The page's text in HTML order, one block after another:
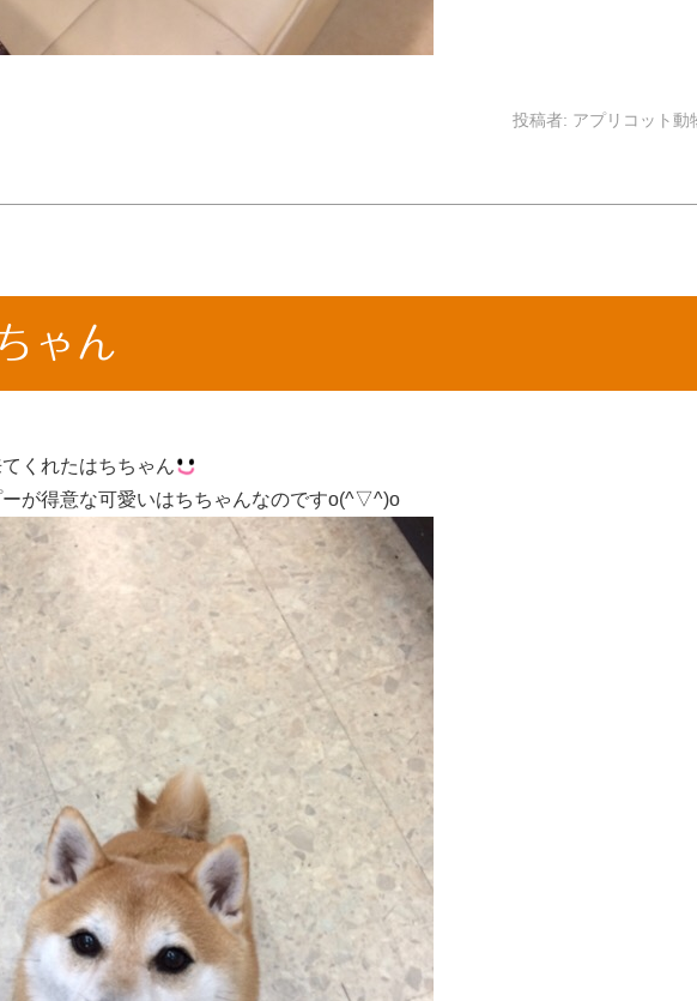
投稿者: アプリコット動
ゃん
くれたはちちゃん
が得意な可愛いはちちゃんなのですo(^▽^)o